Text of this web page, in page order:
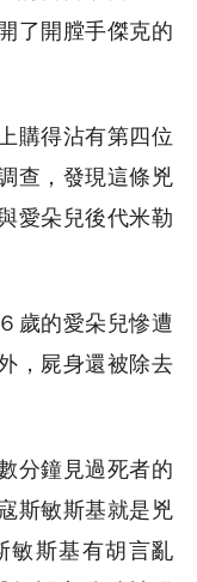
了開膛手傑克的
購得沾有第四位
查，發現這條兇
愛朵兒後代米勒
歲的愛朵兒慘遭
，屍身還被除去
分鐘見過死者的
斯敏斯基就是兇
敏斯基有胡言亂